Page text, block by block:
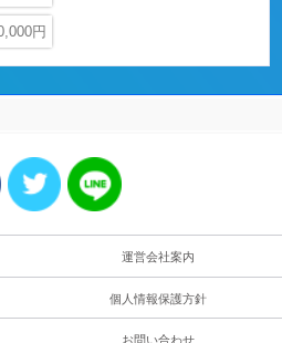
円
運営会社案内
個人情報保護方針
お問い合わせ